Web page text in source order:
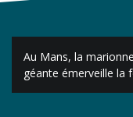
Navigation
de
l’article
Au Mans, la
géante émerveille la